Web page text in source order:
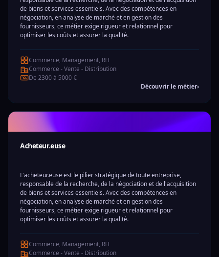
de biens et services essentiels. Avec des compétences en
négociation, en analyse de marché et en gestion des
fournisseurs, ce métier exige rigueur et relationnel pour
optimiser les coûts et assurer la qualité.
Commerce, Management, RH
Commerce - Vente - Distribution
De 2300 à 5000 €
Découvrir le métier›
Acheteur.euse
L'acheteur.euse est le pilier stratégique de toute entreprise,
responsable de la recherche, de la négociation et de l'acquisition
de biens et services essentiels. Avec des compétences en
négociation, en analyse de marché et en gestion des
fournisseurs, ce métier exige rigueur et relationnel pour
optimiser les coûts et assurer la qualité.
Commerce, Management, RH
Commerce - Vente - Distribution